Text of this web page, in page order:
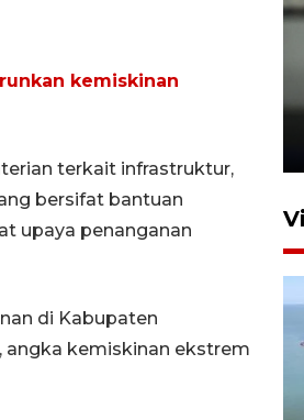
kemiskinan
terkait infrastruktur,
bersifat bantuan
upaya penanganan
di Kabupaten
angka kemiskinan ekstrem
Kalimantan Barat